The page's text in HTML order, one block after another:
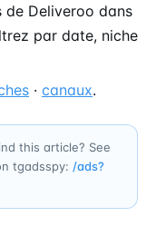
de Deliveroo dans
par date, niche
· canaux.
this article? See
tgadsspy: /ads?